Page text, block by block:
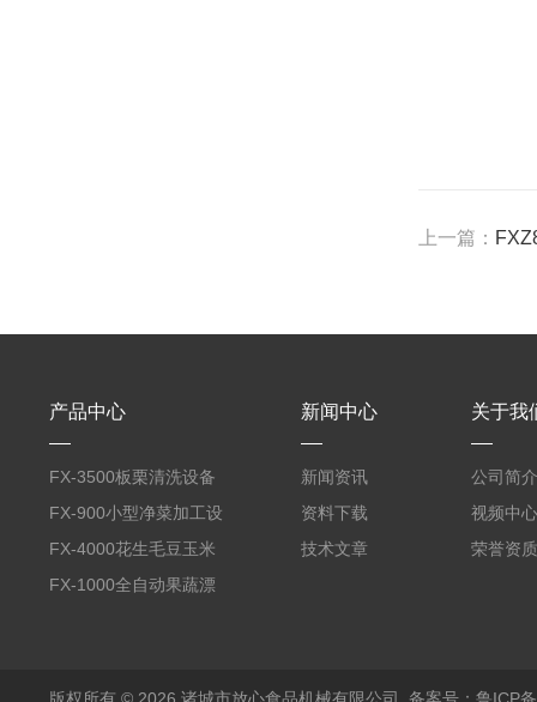
上一篇：
产品中心
FX-3500板栗清洗设备
全自动气泡清洗机
FX-900小型净菜加工设
备野菜清洗机
FX-4000花生毛豆玉米
蒸煮漂烫机
FX-1000全自动果蔬漂
新闻中心
新闻资讯
资料下载
技术文章
关于我
公司简介
视频中心
荣誉资质